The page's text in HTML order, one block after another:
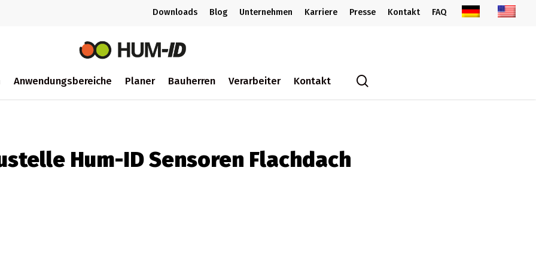
Downloads Blog Unternehmen Karriere Presse Kontakt FAQ
Anwendungsbereiche Planer Bauherren Verarbeiter Kontakt
Hum-ID Sensoren Flachdach